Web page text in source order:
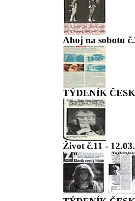
Ahoj na sobotu
TÝDENÍK
Život č.11 -